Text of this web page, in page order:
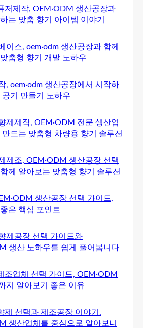
저제작, OEM·ODM 생산공장과
는 맞춤 향기 아이템 이야기
이스, oem·odm 생산공장과 함께
춤형 향기 개발 노하우
, oem·odm 생산공장에서 시작하
공기 만들기 노하우
제제작, OEM·ODM 전문 생산업
만드는 맞춤형 차량용 향기 솔루션
제조, OEM·ODM 생산공장 선택
께 알아보는 맞춤형 향기 솔루션
생산공장 선택 가이드,
은 핵심 포인트
제공장 선택 가이드와
생산 노하우를 쉽게 풀어봅니다
조업체 선택 가이드, OEM·ODM
지 알아보기 좋은 이유
제 선택과 제조공장 이야기.
생산업체를 중심으로 알아보니